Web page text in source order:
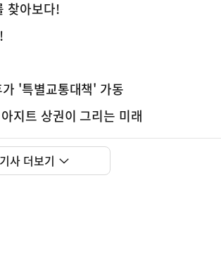
찾아보다!
'특별교통대책' 가동
지트 상권이 그리는 미래
사 더보기